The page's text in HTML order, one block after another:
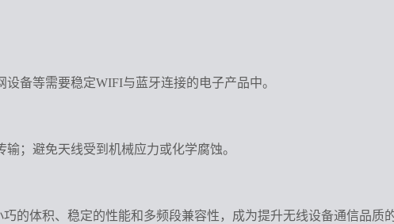
备等需要稳定WIFI与蓝牙连接的电子产品中。
；避免天线受到机械应力或化学腐蚀。
的体积、稳定的性能和多频段兼容性，成为提升无线设备通信品质